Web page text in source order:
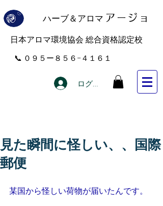
ハーブ＆アロマ アー ジョ
​日本アロマ環境協会 総合資格認定校
​📞 ０９５ー８５６−４１６１
ログイン
見た瞬間に怪しい、、国際
郵便
某国から怪しい荷物が届いたんです。